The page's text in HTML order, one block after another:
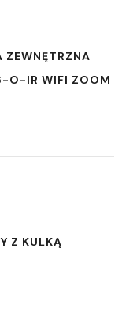
ZEWNĘTRZNA
O-IR WIFI ZOOM
Z KULKĄ